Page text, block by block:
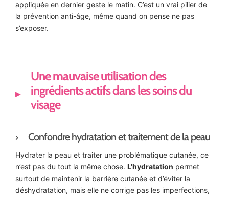
appliquée en dernier geste le matin. C’est un vrai pilier de
la prévention anti-âge, même quand on pense ne pas
s’exposer.
Une mauvaise utilisation des
ingrédients actifs dans les soins du
visage
Confondre hydratation et traitement de la peau
Hydrater la peau et traiter une problématique cutanée, ce
n’est pas du tout la même chose. L’hydratation permet
surtout de maintenir la barrière cutanée et d’éviter la
déshydratation, mais elle ne corrige pas les imperfections,